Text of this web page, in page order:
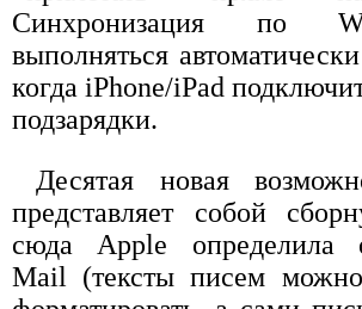
Синхронизация по
выполняться
когда iPhone/iPad
подзарядки.
Десятая новая
представляет собой
сюда Apple определила
Mail (тексты писем